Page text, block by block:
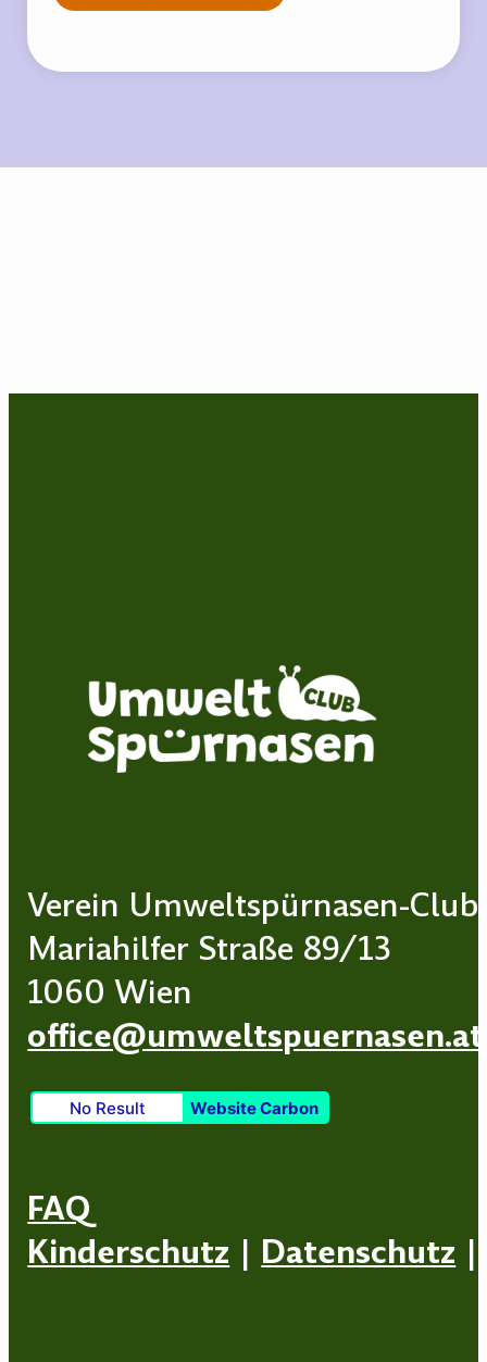
Verein Umweltspürnasen-Club
Mariahilfer Straße 89/13
1060 Wien
office@umweltspuernasen.at
No Result Website Carbon
FAQ
Kinderschutz | Datenschutz |